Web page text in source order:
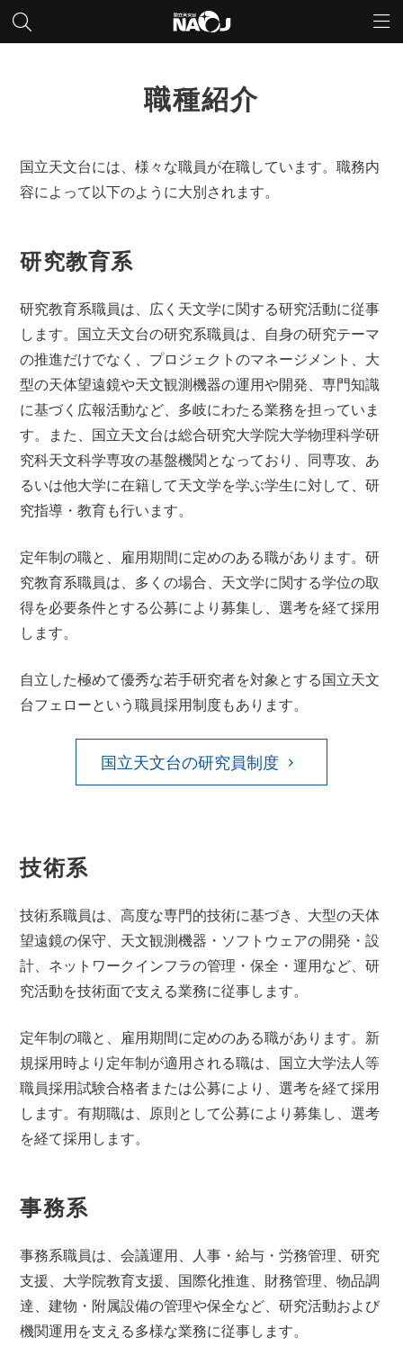
職種紹介
国立天文台には、様々な職員が在職しています。職務内
容によって以下のように大別されます。
研究教育系
研究教育系職員は、広く天文学に関する研究活動に従事
します。国立天文台の研究系職員は、自身の研究テーマ
の推進だけでなく、プロジェクトのマネージメント、大
型の天体望遠鏡や天文観測機器の運用や開発、専門知識
に基づく広報活動など、多岐にわたる業務を担っていま
す。また、国立天文台は総合研究大学院大学物理科学研
究科天文科学専攻の基盤機関となっており、同専攻、あ
るいは他大学に在籍して天文学を学ぶ学生に対して、研
究指導・教育も行います。
定年制の職と、雇用期間に定めのある職があります。研
究教育系職員は、多くの場合、天文学に関する学位の取
得を必要条件とする公募により募集し、選考を経て採用
します。
自立した極めて優秀な若手研究者を対象とする国立天文
台フェローという職員採用制度もあります。
国立天文台の研究員制度
技術系
技術系職員は、高度な専門的技術に基づき、大型の天体
望遠鏡の保守、天文観測機器・ソフトウェアの開発・設
計、ネットワークインフラの管理・保全・運用など、研
究活動を技術面で支える業務に従事します。
定年制の職と、雇用期間に定めのある職があります。新
規採用時より定年制が適用される職は、国立大学法人等
職員採用試験合格者または公募により、選考を経て採用
します。有期職は、原則として公募により募集し、選考
を経て採用します。
事務系
事務系職員は、会議運用、人事・給与・労務管理、研究
支援、大学院教育支援、国際化推進、財務管理、物品調
達、建物・附属設備の管理や保全など、研究活動および
機関運用を支える多様な業務に従事します。